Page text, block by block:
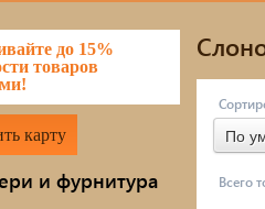
продукция
Фасады AMK
до 15%
товаров
карту
и фурнитура
По
Всего